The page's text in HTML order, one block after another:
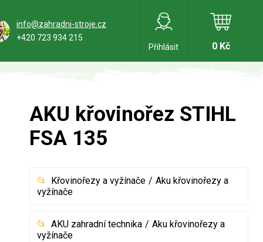
info@zahradni-stroje.cz
+420 723 934 215
Přihlásit
0 Kč
AKU křovinořez STIHL
FSA 135
Křovinořezy a vyžínače
Aku křovinořezy a
vyžínače
AKU zahradní technika
Aku křovinořezy a
vyžínače